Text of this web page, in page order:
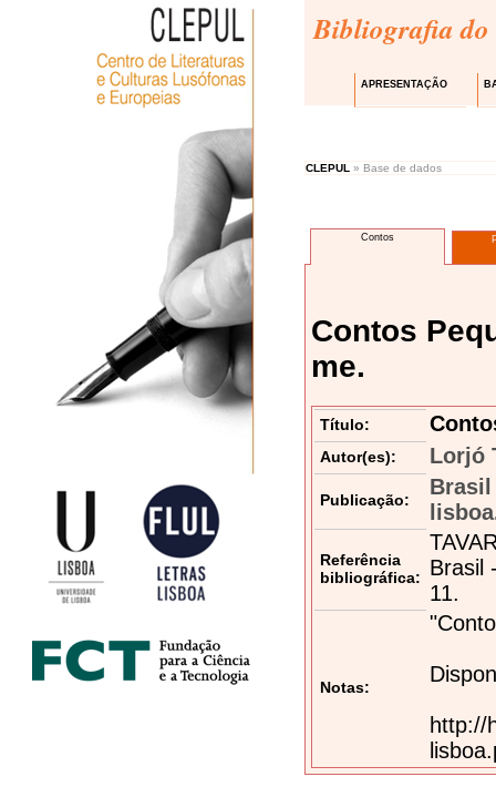
Bibliografia do
APRESENTAÇÃO
CLEPUL » Base de dados
Contos
Contos
me.
Título:
Autor(es): Lorjó
Publicação:
Referência
bibliográfica:
Brasil
11.
Notas:
http://